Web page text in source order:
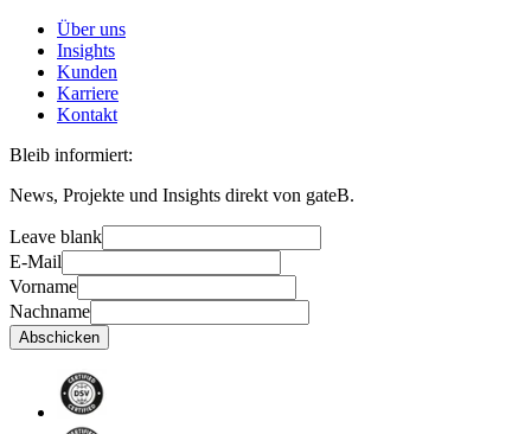
Über uns
Insights
Kunden
Karriere
Kontakt
Bleib informiert:
News, Projekte und Insights direkt von gateB.
Leave blank
E-Mail
Vorname
Nachname
Abschicken